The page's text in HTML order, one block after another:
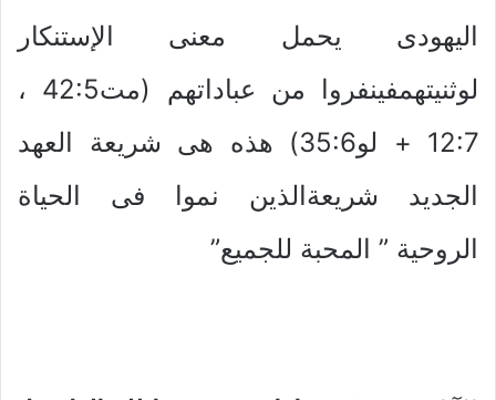
اليهودى يحمل معنى الإستنكار
لوثنيتهمفينفروا من عباداتهم (مت42:5 ،
12:7 + لو35:6) هذه هى شريعة العهد
الجديد شريعةالذين نموا فى الحياة
الروحية ” المحبة للجميع”